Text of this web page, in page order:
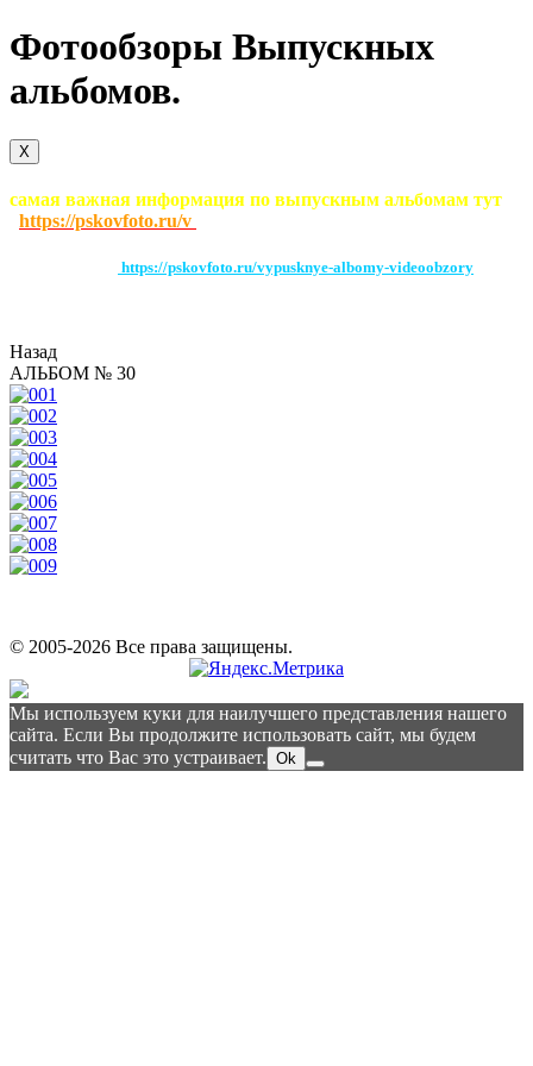
Фотообзоры Выпускных
альбомов.
X
самая важная информация по выпускным альбомам тут
https://pskovfoto.ru/v
https://pskovfoto.ru/vypusknye-albomy-videoobzory
Назад
АЛЬБОМ № 30
© 2005-2026 Все права защищены.
Мы используем куки для наилучшего представления нашего
сайта. Если Вы продолжите использовать сайт, мы будем
считать что Вас это устраивает. Ok